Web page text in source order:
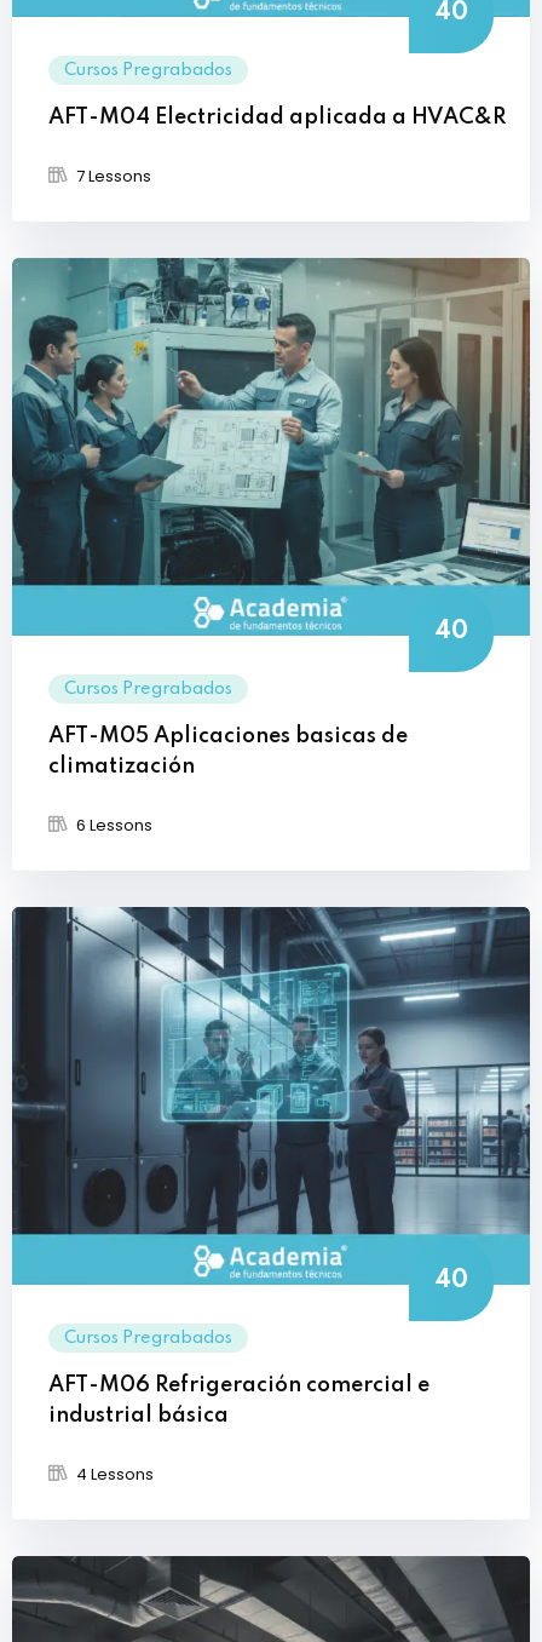
40
Cursos Pregrabados
AFT-M04 Electricidad aplicada a HVAC&R
7 Lessons
40
Cursos Pregrabados
AFT-M05 Aplicaciones basicas de
climatización
6 Lessons
40
Cursos Pregrabados
AFT-M06 Refrigeración comercial e
industrial básica
4 Lessons